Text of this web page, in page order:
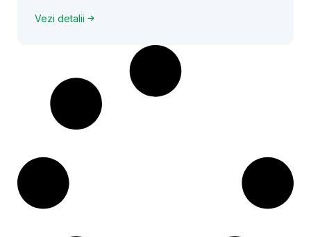
Vezi detalii